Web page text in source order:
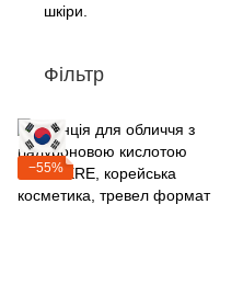
шкіри.
Фільтр
−55%